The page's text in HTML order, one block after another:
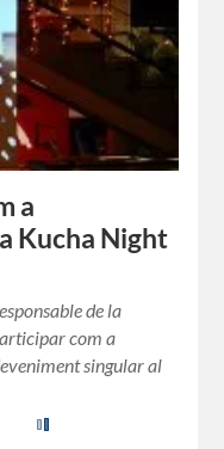
a
Kucha Night
de la
com a
singular al